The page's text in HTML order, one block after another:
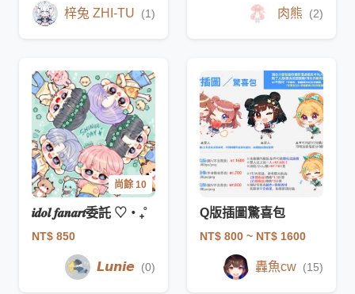
梓兔 ZHI-TU (1) 肉熊 (2)
尚餘 10
𝒊𝒅𝒐𝒍 𝒇𝒂𝒏𝒂𝒓𝒕委託 ♡‧₊˚
NT$ 850
𝙇𝙪𝙣𝙞𝙚 (0)
Q版插圖驚喜包
NT$ 800 ~ NT$ 1600
轟魚cw (15)